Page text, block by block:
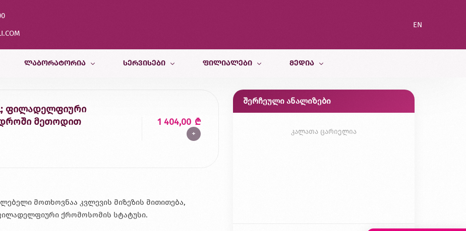
EN
ᲚᲐᲑᲝᲠᲐᲢᲝᲠᲘᲐ
კვლევები
კვლევისთვის მომზადება
ᲡᲔᲠᲕᲘᲡᲔᲑᲘ
პედიატრიული და ფსიქოლოგიური სამსახური
რადიოლოგიური სამსახური
კვების ლაბორატორია
ᲤᲘᲚᲘᲐᲚᲔᲑᲘ ᲛᲔᲓᲘᲐ
სიახლეები
ფილადელფიური
მეთოდით
1 404,00 ₾
+
მოთხოვნაა კვლევის მიზეზის მითითება,
ფილადელფიური ქრომოსომის სტატუსი.
შერჩეული ანალიზები
კალათა ცარიელია